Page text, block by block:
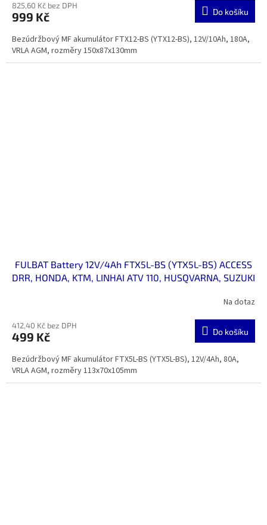
825,60 Kč bez DPH
999 Kč Do košíku
Bezúdržbový MF akumulátor FTX12-BS (YTX12-BS), 12V/10Ah, 180A,
VRLA AGM, rozměry 150x87x130mm
FULBAT Battery 12V/4Ah FTX5L-BS (YTX5L-BS) ACCESS
DRR, HONDA, KTM, LINHAI ATV 110, HUSQVARNA, SUZUKI
Na dotaz
412,40 Kč bez DPH
499 Kč Do košíku
Bezúdržbový MF akumulátor FTX5L-BS (YTX5L-BS), 12V/4Ah, 80A,
VRLA AGM, rozměry 113x70x105mm